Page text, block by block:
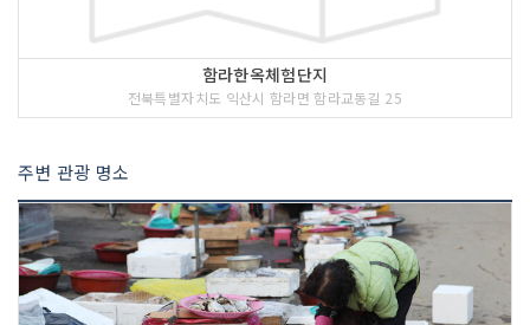
함라한옥체험단지
전북특별자치도 익산시 함라면 함라교동길 25
주변 관광 명소